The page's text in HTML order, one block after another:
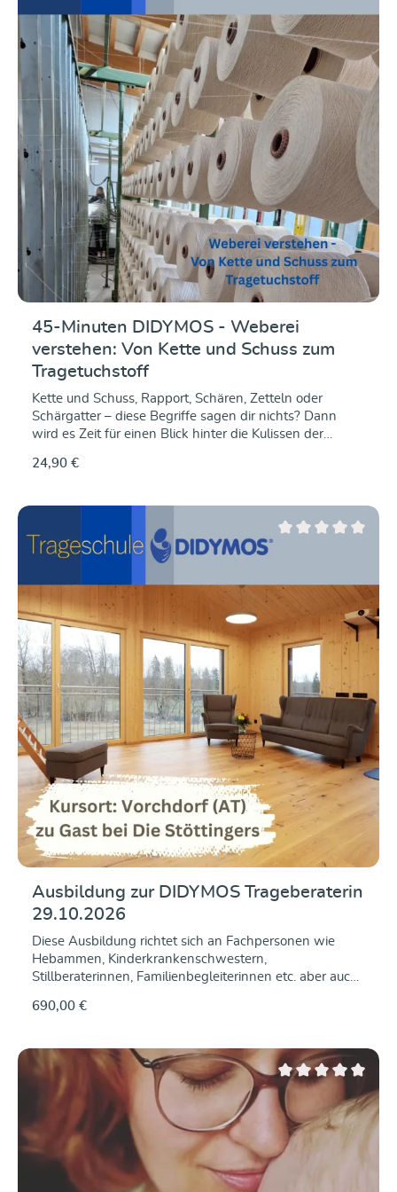
gewisse Etwas verleiht." Wann? 24.09.2026, 19.30
Uhr Dauer: ca. 45 Minuten Referentin: Rachael
DysonDer Kurs findet Online über die Plattform Zoom
statt. Der Kurs wird aufgezeichnet und kann auch im
Anschluss angeschaut werden.
45-Minuten DIDYMOS - Weberei
verstehen: Von Kette und Schuss zum
Tragetuchstoff
Kette und Schuss, Rapport, Schären, Zetteln oder
Schärgatter – diese Begriffe sagen dir nichts? Dann
wird es Zeit für einen Blick hinter die Kulissen der
den Weg eines Tragetuchs von der Garnspule bis zum
welche Aufgaben Kette und Schuss übernehmen und
welche Schritte notwendig sind, bevor ein Tragetuch
auf dem Webstuhl gewebt werden kann.Außerdem
werfen wir einen Blick auf die verschiedenen
Was macht Baumwolle so beliebt? Welche
Eigenschaften bringen Leinen, Hanf, Seide oder Tencel
mit? Und wie beeinflussen unterschiedliche Fasern Griff,
Tragekomfort und Pflegeeigenschaften eines
Tragetuchs?Ein spannender Einblick für alle, die mehr
über die Entstehung und die Besonderheiten
hochwertiger Tragetuchstoffe erfahren möchten.Wann?
21.10.2026, 19 UhrDauer: ca. 45–60
MinutenReferentin: Tina Hoffmann, Geschäftsführerin
DIDYMOSDer Kurs findet Online über die Plattform
Zoom statt. Der Kurs wird aufgezeichnet und kann auch
im Anschluss angeschaut werden.
24,90 €
Ausbildung zur DIDYMOS Trageberaterin
29.10.2026
Diese Ausbildung richtet sich an Fachpersonen wie
Hebammen, Kinderkrankenschwestern,
Stillberaterinnen, Familienbegleiterinnen etc. aber auch
"Wie" des Baby Tragens gerne anderen vermitteln,
möchten. Wir vermitteln Euch während drei Tagen
unter anderem die folgenden Inhalte: Theorie und
Praxis des Tragens alle gängigen Bindeweisen
Historie und Warum ein Baby noch in der Steinzeit lebt
Anatomie und Physiologie Einfluss des Tragens auf
die Entwicklung Tragen von zarten Neugeborenen
und Babys mit besonderen Bedürfnissen Tragen von
Kindern mit besonderen Pflegeanforderungen Im Preis
690,00 €
Durchschnittliche